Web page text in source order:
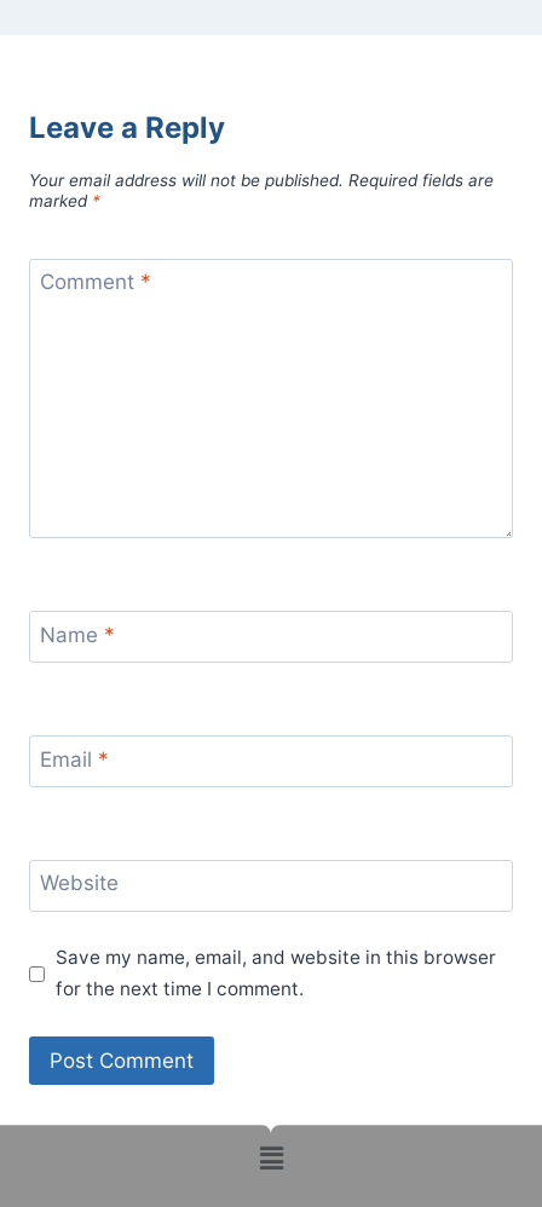
Leave a Reply
Your email address will not be published. Required fields are
marked *
Comment *
Name *
Email *
Website
Save my name, email, and website in this browser
for the next time I comment.